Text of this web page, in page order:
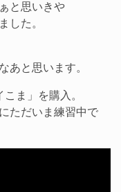
と思いきや
した。
あと思います。
ま」を購入。
ただいま練習中で